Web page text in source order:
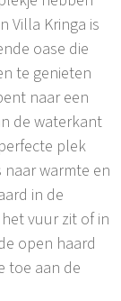
Villa Kringa is
oase die
te genieten
naar een
de waterkant
plek
warmte en
in de
vuur zit of in
open haard
toe aan de